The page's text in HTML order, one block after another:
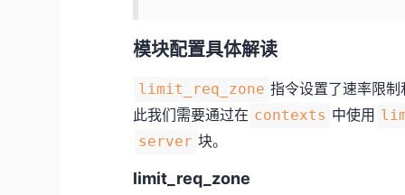
模块配置具体解读
limit_req_zone 指令设置了速率限
此我们需要通过在 contexts 中使用
server 块。
limit_req_zone